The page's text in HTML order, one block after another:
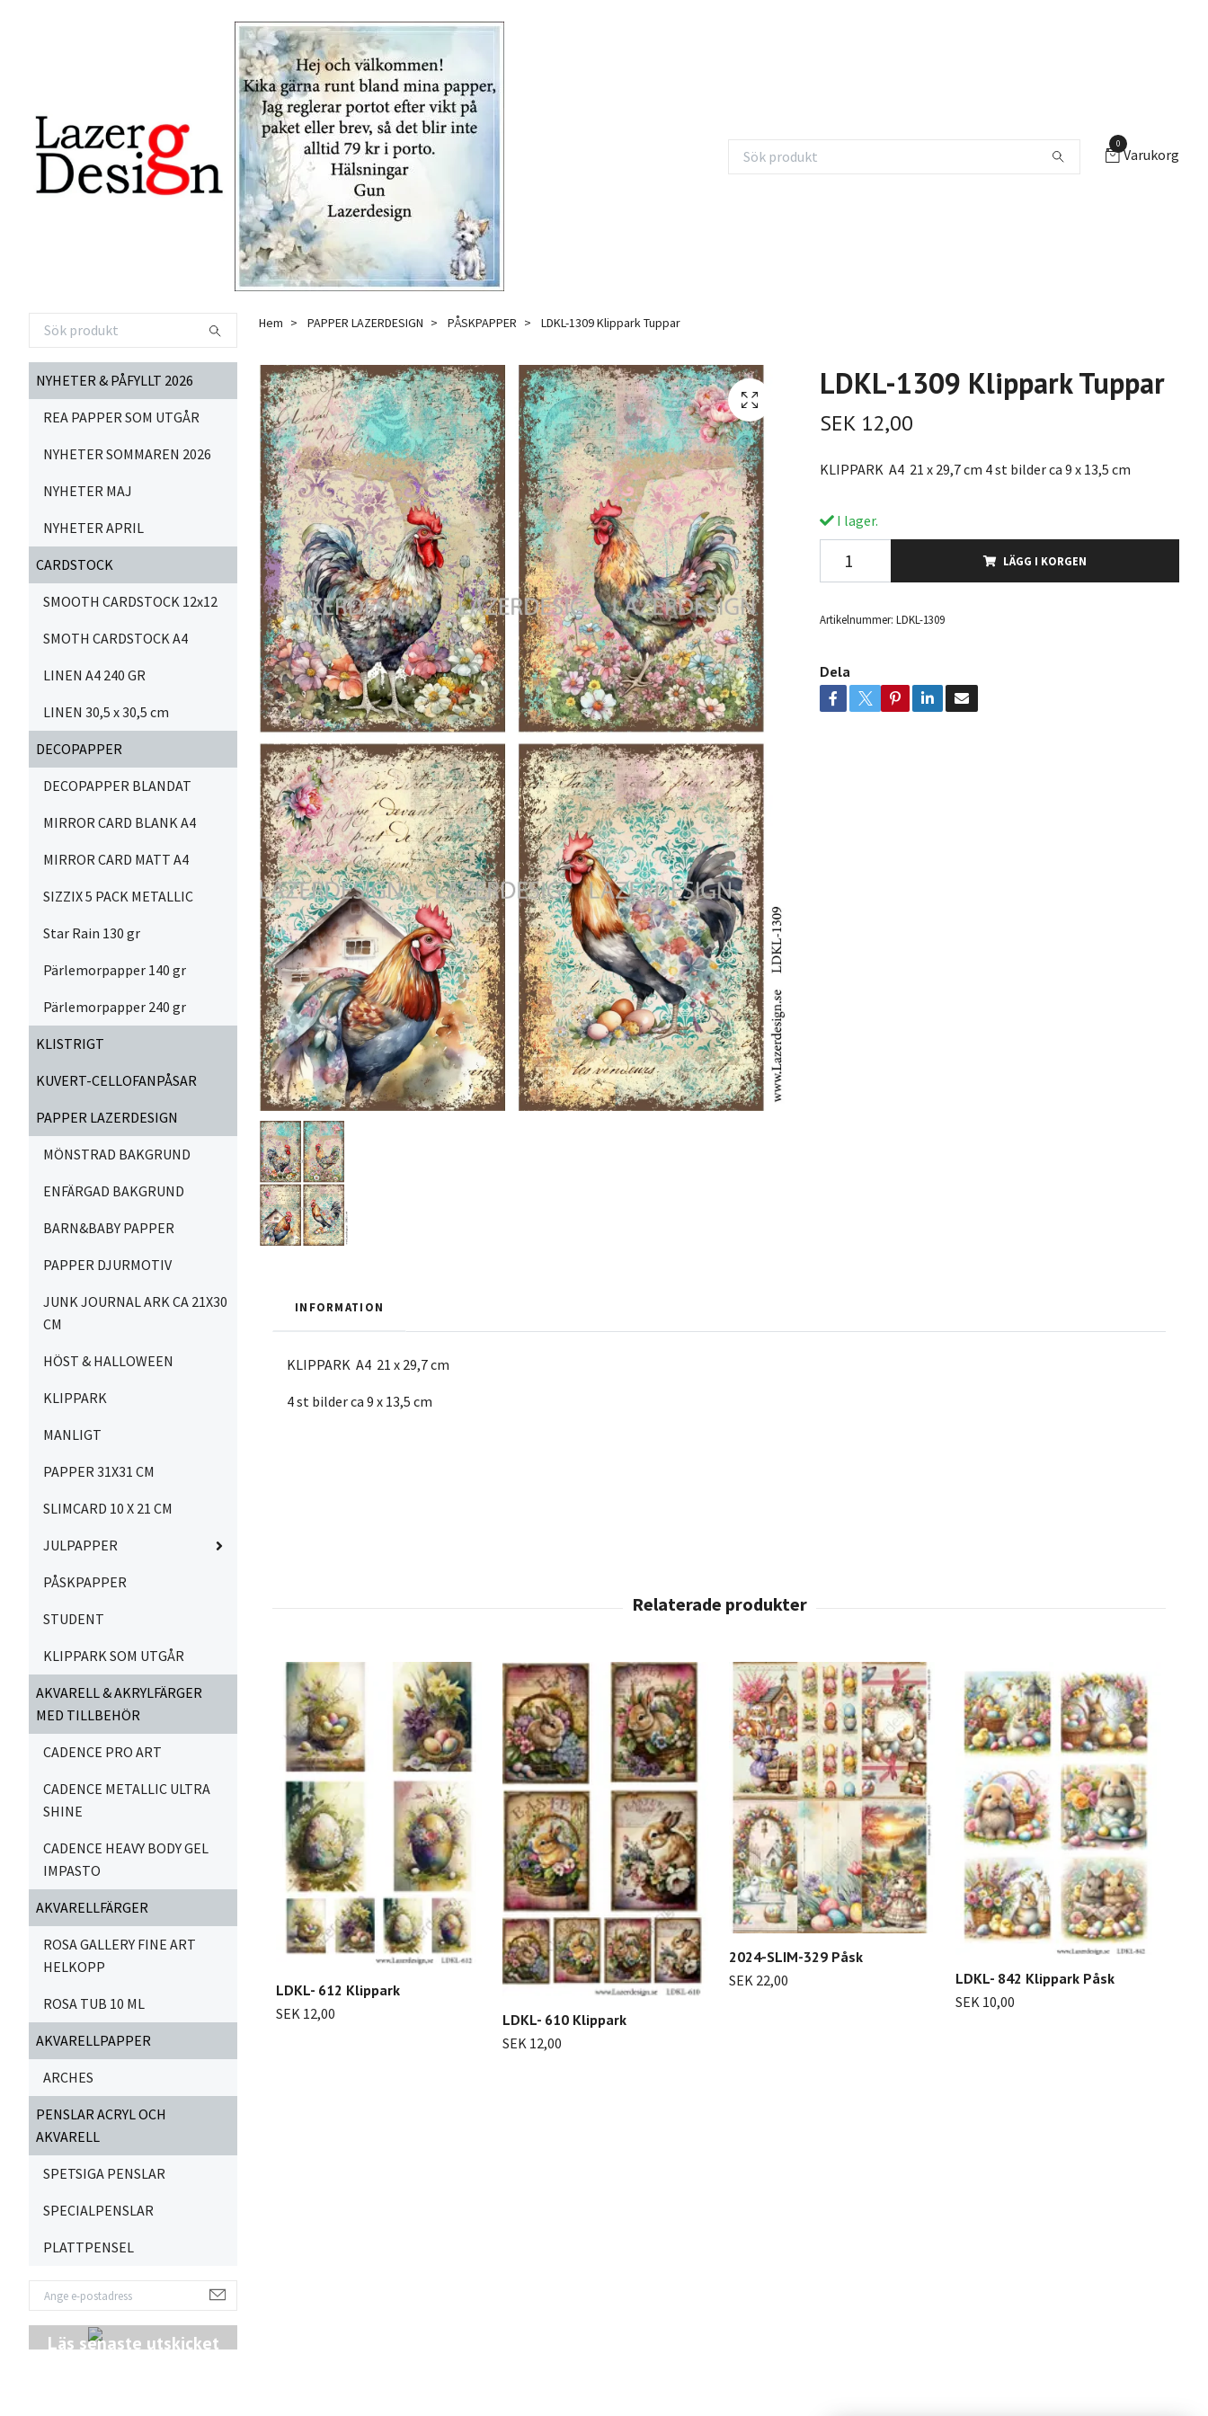
0
Varukorg
NYHETER & PÅFYLLT 2026
REA PAPPER SOM UTGÅR
NYHETER SOMMAREN 2026
NYHETER MAJ
NYHETER APRIL
CARDSTOCK
SMOOTH CARDSTOCK 12x12
SMOTH CARDSTOCK A4
LINEN A4 240 GR
LINEN 30,5 x 30,5 cm
DECOPAPPER
DECOPAPPER BLANDAT
MIRROR CARD BLANK A4
MIRROR CARD MATT A4
SIZZIX 5 PACK METALLIC
Star Rain 130 gr
Pärlemorpapper 140 gr
Pärlemorpapper 240 gr
KLISTRIGT
KUVERT-CELLOFANPÅSAR
PAPPER LAZERDESIGN
MÖNSTRAD BAKGRUND
ENFÄRGAD BAKGRUND
BARN&BABY PAPPER
PAPPER DJURMOTIV
JUNK JOURNAL ARK CA 21X30
CM
HÖST & HALLOWEEN
KLIPPARK
MANLIGT
PAPPER 31X31 CM
SLIMCARD 10 X 21 CM
JULPAPPER
PÅSKPAPPER
STUDENT
KLIPPARK SOM UTGÅR
AKVARELL & AKRYLFÄRGER
MED TILLBEHÖR
CADENCE PRO ART
CADENCE METALLIC ULTRA
SHINE
CADENCE HEAVY BODY GEL
IMPASTO
AKVARELLFÄRGER
ROSA GALLERY FINE ART
HELKOPP
ROSA TUB 10 ML
AKVARELLPAPPER
ARCHES
PENSLAR ACRYL OCH
AKVARELL
SPETSIGA PENSLAR
SPECIALPENSLAR
PLATTPENSEL
Läs senaste utskicket
Hem PAPPER LAZERDESIGN PÅSKPAPPER LDKL-1309 Klippark Tuppar
LDKL-1309 Klippark Tuppar
SEK 12,00
KLIPPARK A4 21 x 29,7 cm 4 st bilder ca 9 x 13,5 cm
I lager.
LÄGG I KORGEN
Artikelnummer: LDKL-1309
Dela
INFORMATION
KLIPPARK A4 21 x 29,7 cm
4 st bilder ca 9 x 13,5 cm
LDKL- 612 Klippark
SEK 12,00
LDKL- 610 Klippark
SEK 12,00
2024-SLIM-329 Påsk
SEK 22,00
LDKL- 842 Klippark Påsk
SEK 10,00